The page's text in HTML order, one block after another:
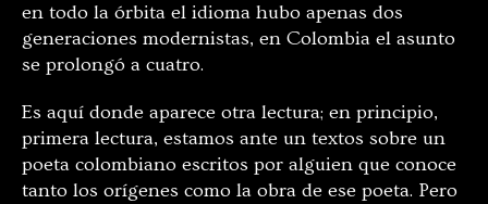
en todo la órbita el idioma hubo apenas dos
generaciones modernistas, en Colombia el asunto
se prolongó a cuatro.
Es aquí donde aparece otra lectura; en principio,
primera lectura, estamos ante un textos sobre un
poeta colombiano escritos por alguien que conoce
tanto los orígenes como la obra de ese poeta. Pero